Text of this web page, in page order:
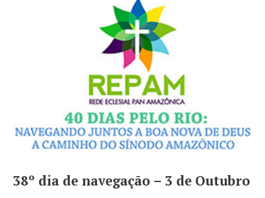
38º dia de navegação – 3 de Outubro